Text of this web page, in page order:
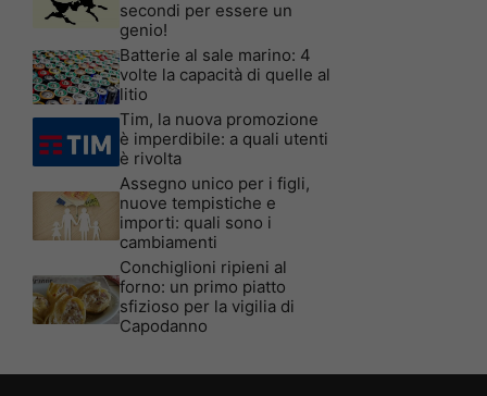
secondi per essere un
genio!
Batterie al sale marino: 4
volte la capacità di quelle al
litio
Tim, la nuova promozione
è imperdibile: a quali utenti
è rivolta
Assegno unico per i figli,
nuove tempistiche e
importi: quali sono i
cambiamenti
Conchiglioni ripieni al
forno: un primo piatto
sfizioso per la vigilia di
Capodanno